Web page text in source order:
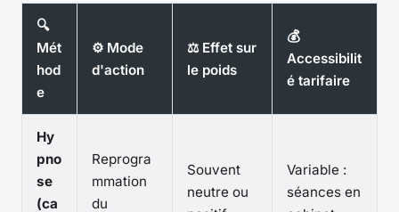
🔍
Mét
hod
e
⚙️ Mode
d'action
⚖️ Effet sur
le poids
💰
Accessibilit
é tarifaire
Hy
pno
se
(ca
Reprogra
mmation
du
Souvent
neutre ou
Variable :
séances en